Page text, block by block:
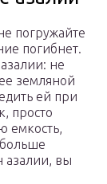
погружайте
погибнет.
не
земляной
ей при
просто
емкость,
азалии, вы